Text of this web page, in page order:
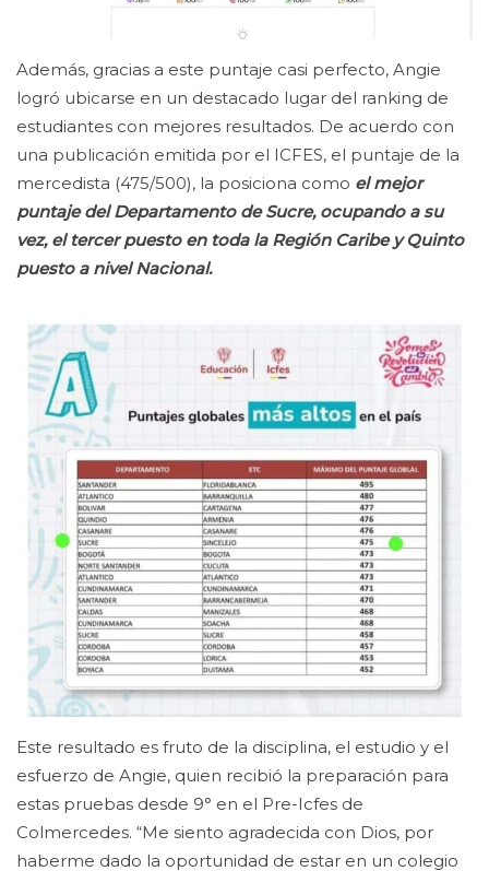
Además, gracias a este puntaje casi perfecto, Angie
logró ubicarse en un destacado lugar del ranking de
estudiantes con mejores resultados. De acuerdo con
una publicación emitida por el ICFES, el puntaje de la
mercedista (475/500), la posiciona como el mejor
puntaje del Departamento de Sucre, ocupando a su
vez, el tercer puesto en toda la Región Caribe y Quinto
puesto a nivel Nacional.
Este resultado es fruto de la disciplina, el estudio y el
esfuerzo de Angie, quien recibió la preparación para
estas pruebas desde 9° en el Pre-Icfes de
Colmercedes. “Me siento agradecida con Dios, por
haberme dado la oportunidad de estar en un colegio